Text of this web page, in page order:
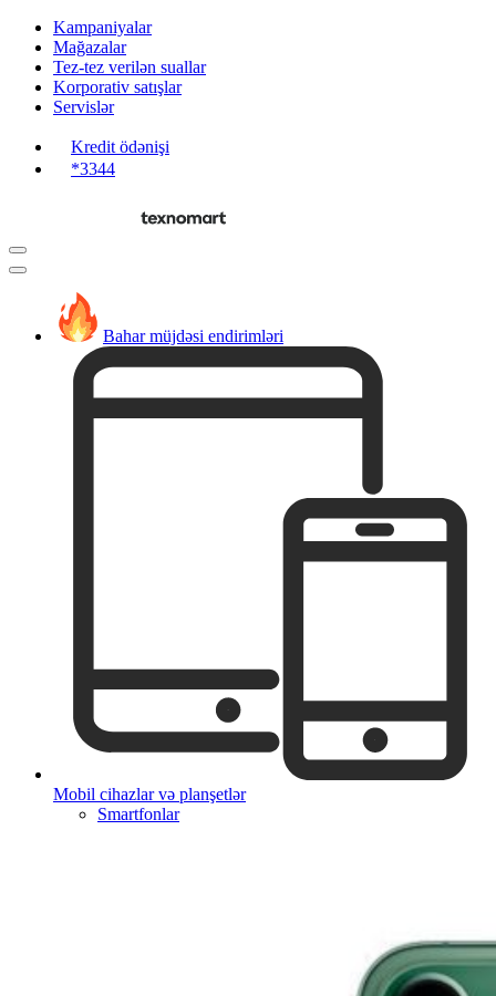
Kampaniyalar
Mağazalar
Tez-tez verilən suallar
Korporativ satışlar
Servislər
Kredit ödənişi
*3344
Bahar müjdəsi endirimləri
Mobil cihazlar və planşetlər
Smartfonlar